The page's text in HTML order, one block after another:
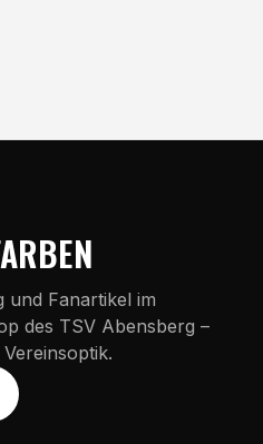
und Fanartikel im
des TSV Abensberg –